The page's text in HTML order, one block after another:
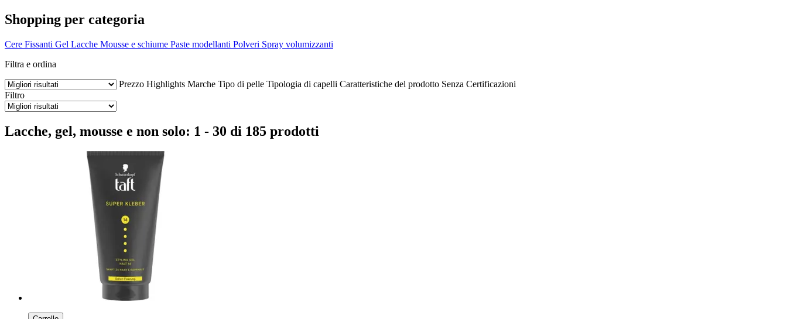
Shopping per categoria
Cere Fissanti Gel Lacche Mousse e schiume Paste modellanti Polveri Spray volumizzanti
Filtra e ordina
Prezzo Highlights Marche Tipo di pelle Tipologia di capelli Caratteristiche del prodotto Senza Certificazioni
Filtro
Lacche, gel, mousse e non solo: 1 - 30 di 185 prodotti